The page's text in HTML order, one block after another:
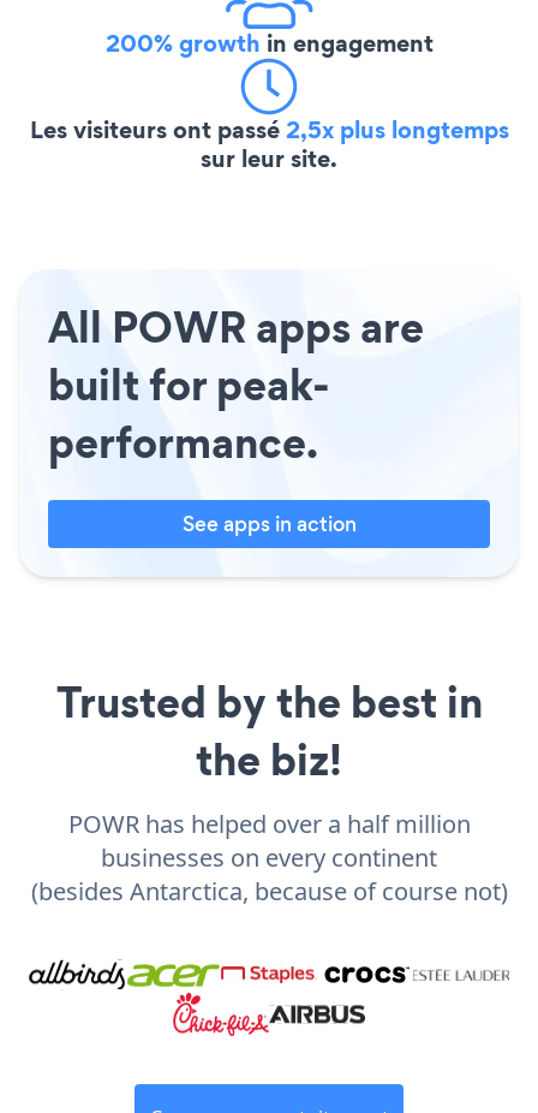
200% growth in engagement
Les visiteurs ont passé2,5x plus longtemps
sur leur site.
All POWR apps are
built for peak-
performance.
See apps in action
Trusted by the best in
the biz!
POWR has helped over a half million
businesses on every continent
(besides Antarctica, because of course not)